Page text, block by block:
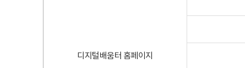
디지털배움터 홈페이지